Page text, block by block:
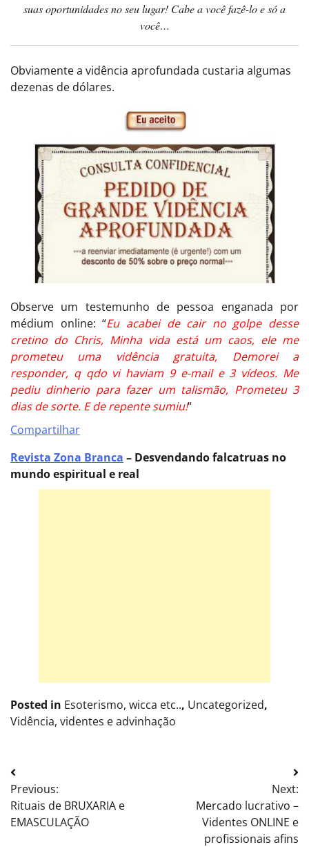
suas oportunidades no seu lugar! Cabe a você fazê-lo e só a
você…
Obviamente a vidência aprofundada custaria algumas
dezenas de dólares.
Observe um testemunho de pessoa enganada por
médium online: “Eu acabei de cair no golpe desse
cretino do Chris, Minha vida está um caos, ele me
prometeu uma vidência gratuita, Demorei a
responder, q qdo vi haviam 9 e-mail e 3 vídeos. Me
pediu dinherio para fazer um talismão, Prometeu 3
dias de sorte. E de repente sumiu!“
Compartilhar
Revista Zona Branca – Desvendando falcatruas no
mundo espiritual e real
Posted in Esoterismo, wicca etc.., Uncategorized,
Vidência, videntes e advinhação
Post
navigation
Previous:
Rituais de BRUXARIA e
EMASCULAÇÃO
Next:
Mercado lucrativo –
Videntes ONLINE e
profissionais afins